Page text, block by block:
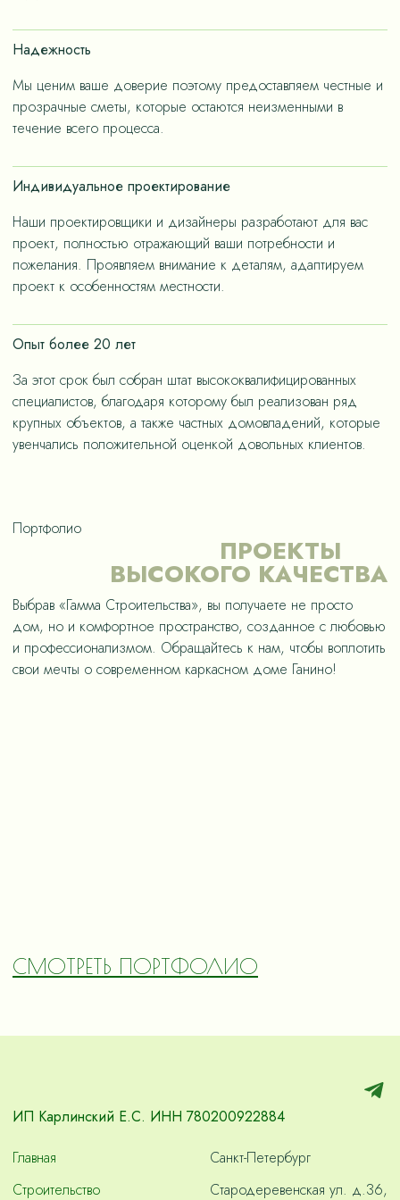
счет дизайнерских решений, ориентированных на
«медленную моду».
Надежность
Мы ценим ваше доверие поэтому предоставляем честные и
прозрачные сметы, которые остаются неизменными в
течение всего процесса.
Индивидуальное проектирование
Наши проектировщики и дизайнеры разработают для вас
проект, полностью отражающий ваши потребности и
пожелания. Проявляем внимание к деталям, адаптируем
проект к особенностям местности.
Опыт более 20 лет
За этот срок был собран штат высококвалифицированных
специалистов, благодаря которому был реализован ряд
крупных объектов, а также частных домовладений, которые
увенчались положительной оценкой довольных клиентов.
Портфолио
ПРОЕКТЫ
ВЫСОКОГО КАЧЕСТВА
Выбрав «Гамма Строительства», вы получаете не просто
дом, но и комфортное пространство, созданное с любовью
и профессионализмом. Обращайтесь к нам, чтобы воплотить
свои мечты о современном каркасном доме Ганино!
СМОТРЕТЬ ПОРТФОЛИО
ИП Карлинский Е.С. ИНН 780200922884
Главная
Строительство
Санкт-Петербург
Стародеревенская ул. д.36,